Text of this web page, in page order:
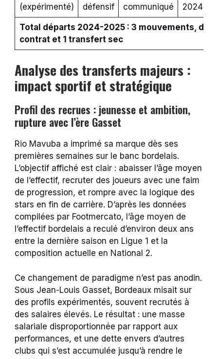
(expérimenté)
défensif
communiqué
2024
Total départs 2024-2025 : 3 mouvements,
contrat et 1 transfert sec
Analyse des transferts majeurs :
impact sportif et stratégique
Profil des recrues : jeunesse et ambition,
rupture avec l’ère Gasset
Rio Mavuba a imprimé sa marque dès ses
premières semaines sur le banc bordelais.
L’objectif affiché est clair : abaisser l’âge moyen
de l’effectif, recruter des joueurs avec une faim
de progression, et rompre avec la logique des
stars en fin de carrière. D’après les données
compilées par Footmercato, l’âge moyen de
l’effectif bordelais a reculé d’environ deux ans
entre la dernière saison en Ligue 1 et la
composition actuelle en National 2.
Ce changement de paradigme n’est pas anodin.
Sous Jean-Louis Gasset, Bordeaux misait sur
des profils expérimentés, souvent recrutés à
des salaires élevés. Le résultat : une masse
salariale disproportionnée par rapport aux
performances, et une dette envers d’autres
clubs qui s’est accumulée jusqu’à rendre le